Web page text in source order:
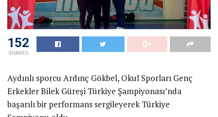
152
SHARES
Aydınlı sporcu Ardınç Gökbel, Okul Sporları Genç
Erkekler Bilek Güreşi Türkiye Şampiyonası’nda
başarılı bir performans sergileyerek Türkiye